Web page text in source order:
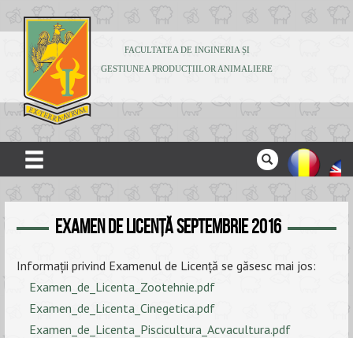
FACULTATEA DE INGINERIA ȘI
GESTIUNEA PRODUCȚIILOR ANIMALIERE
ACASĂ
DESPRE NOI
ADMITERE
STUDENȚI
CERCETARE
Examen de Licenţă Septembrie 2016
Informaţii privind Examenul de Licenţă se găsesc mai jos:
Examen_de_Licenta_Zootehnie.pdf
Examen_de_Licenta_Cinegetica.pdf
Examen_de_Licenta_Piscicultura_Acvacultura.pdf